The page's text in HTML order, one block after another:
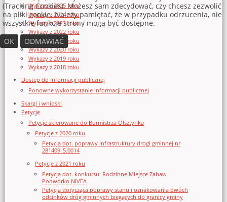
Wykazy z 2025 roku
Wykazy z 2024 roku
Wykazy z 2023 roku
Wykazy z 2022 roku
Wykazy z 2021 roku
Wykazy z 2020 roku
Wykazy z 2019 roku
Wykazy z 2018 roku
Dostęp do informacji publicznej
Ponowne wykorzystanie informacji publicznej
Skargi i wnioski
Petycje
Petycje skierowane do Burmistrza Olsztynka
Petycje z 2020 roku
Petycja dot. poprawy infrastruktury drogi gminnej nr
281409_5.0014
Petycje z 2021 roku
Petycja dot. konkursu: Rodzinne Miejsce Zabaw -
Podwórko NIVEA
Petycja dotycząca poprawy stanu i oznakowania dwóch
odcinków dróg gminnych biegących do granicy gminy
(Tracking Cookies). Możesz sam zdecydować, czy chcesz zezwolić
na pliki cookie. Należy pamiętać, że w przypadku odrzucenia, nie
wszystkie funkcje strony mogą być dostępne.
OK
ODMAWIAĆ